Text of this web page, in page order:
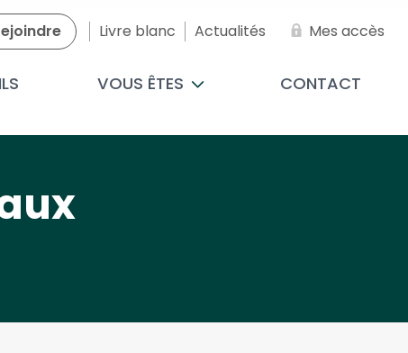
Livre blanc Actualités Mes accès
VOUS ÊTES CONTACT